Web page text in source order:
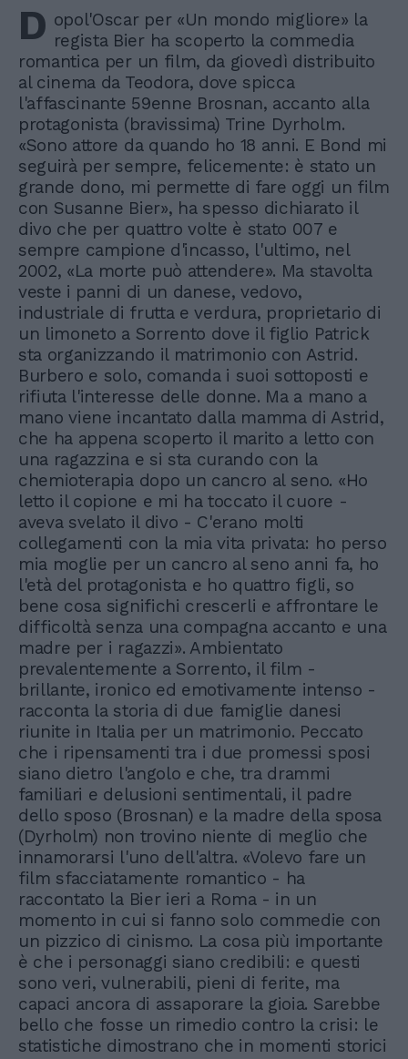
D opol'Oscar per «Un mondo migliore» la
regista Bier ha scoperto la commedia
romantica per un film, da giovedì distribuito
al cinema da Teodora, dove spicca
l'affascinante 59enne Brosnan, accanto alla
protagonista (bravissima) Trine Dyrholm.
«Sono attore da quando ho 18 anni. E Bond mi
seguirà per sempre, felicemente: è stato un
grande dono, mi permette di fare oggi un film
con Susanne Bier», ha spesso dichiarato il
divo che per quattro volte è stato 007 e
sempre campione d'incasso, l'ultimo, nel
2002, «La morte può attendere». Ma stavolta
veste i panni di un danese, vedovo,
industriale di frutta e verdura, proprietario di
un limoneto a Sorrento dove il figlio Patrick
sta organizzando il matrimonio con Astrid.
Burbero e solo, comanda i suoi sottoposti e
rifiuta l'interesse delle donne. Ma a mano a
mano viene incantato dalla mamma di Astrid,
che ha appena scoperto il marito a letto con
una ragazzina e si sta curando con la
chemioterapia dopo un cancro al seno. «Ho
letto il copione e mi ha toccato il cuore -
aveva svelato il divo - C'erano molti
collegamenti con la mia vita privata: ho perso
mia moglie per un cancro al seno anni fa, ho
l'età del protagonista e ho quattro figli, so
bene cosa significhi crescerli e affrontare le
difficoltà senza una compagna accanto e una
madre per i ragazzi». Ambientato
prevalentemente a Sorrento, il film -
brillante, ironico ed emotivamente intenso -
racconta la storia di due famiglie danesi
riunite in Italia per un matrimonio. Peccato
che i ripensamenti tra i due promessi sposi
siano dietro l'angolo e che, tra drammi
familiari e delusioni sentimentali, il padre
dello sposo (Brosnan) e la madre della sposa
(Dyrholm) non trovino niente di meglio che
innamorarsi l'uno dell'altra. «Volevo fare un
film sfacciatamente romantico - ha
raccontato la Bier ieri a Roma - in un
momento in cui si fanno solo commedie con
un pizzico di cinismo. La cosa più importante
è che i personaggi siano credibili: e questi
sono veri, vulnerabili, pieni di ferite, ma
capaci ancora di assaporare la gioia. Sarebbe
bello che fosse un rimedio contro la crisi: le
statistiche dimostrano che in momenti storici